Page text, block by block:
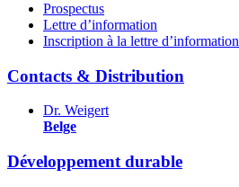
Prospectus
Lettre d’information
Inscription à la lettre d’information
Contacts & Distribution
Dr. Weigert
Belge
Développement durable